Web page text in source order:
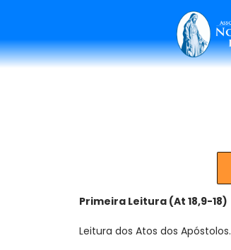
Primeira Leitura (At 18,9-18)
Leitura dos Atos dos Apóstolos.